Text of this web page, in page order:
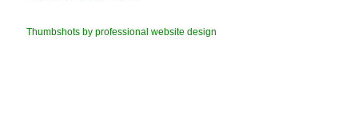
Thumbshots by professional website design